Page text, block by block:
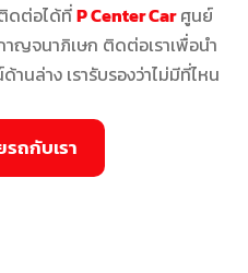
ดต่อได้ที่P Center Carศูนย์
จนาภิเษก ติดต่อเราเพื่อนำ
านล่าง เรารับรองว่าไม่มีที่ไหน
ถกับเรา